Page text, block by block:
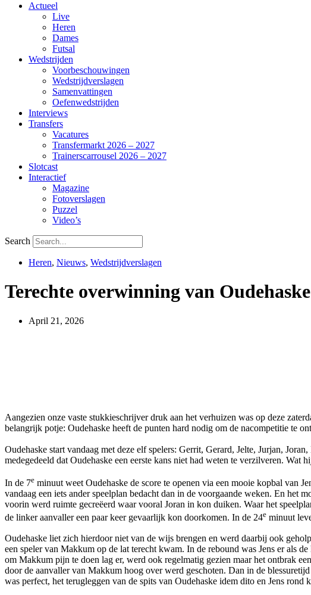
Actueel
Live
Heren
Dames
Futsal
Wedstrijden
Voorbeschouwingen
Wedstrijdverslagen
Samenvattingen
Oefenwedstrijden
Interviews
Transfers
Vacatures
Transfermarkt 2026 – 2027
Trainerscarrousel 2026 – 2027
Slotcast
Interactief
Magazine
Fotoverslagen
Puzzel
Video’s
Search
Heren, Nieuws, Wedstrijdverslagen
Terechte overwinning van
April 21, 2026
Aangezien onze vaste stukkieschrijver druk aan het verhuizen was op deze
belangrijk potje: Oudehaske heeft de punten hard nodig om de nacompetitie te
Oudehaske start vandaag met deze elf spelers: Gerrit, Gerard, Jelte, Jurjan,
medegedeeld dat Oudehaske een eerste kans niet had weten te verzilveren.
In de 7e minuut weet Oudehaske de score te openen via een mooie kopbal van
vandaag een iets ander speelplan bedacht dan in de voorgaande weken. En het
voorin werd ruimte gecreëerd waar vooral Joran in kon duiken. Waar het
de linker aanvaller een paar keer gevaarlijk kon doorkomen. In de 24e minuut
Oudehaske liet zich hierdoor niet van de wijs brengen en werd daarbij ook
een speler van Makkum op de lat terecht kwam. In de rebound was Jens er als
om Makkum pijn te doen lag er, werd ook regelmatig gezien maar het ontbrak
door de aanvaller van Makkum hoog over werd geschoten. Dan in de
was perfect, het terugleggen van de spits van Oudehaske idem dito en Jens